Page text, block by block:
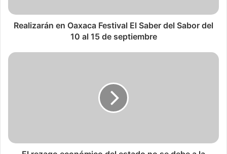
Realizarán en Oaxaca Festival El Saber del Sabor del
10 al 15 de septiembre